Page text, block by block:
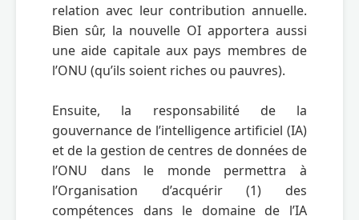
relation avec leur contribution annuelle.
Bien sûr, la nouvelle OI apportera aussi
une aide capitale aux pays membres de
l’ONU (qu’ils soient riches ou pauvres).
Ensuite, la responsabilité de la
gouvernance de l’intelligence artificiel (IA)
et de la gestion de centres de données de
l’ONU dans le monde permettra à
l’Organisation d’acquérir (1) des
compétences dans le domaine de l’IA